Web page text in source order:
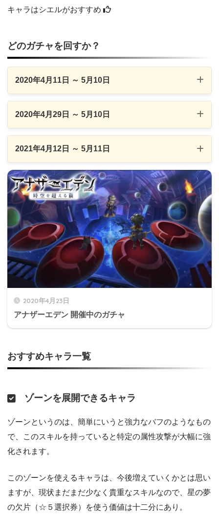
キャラはシエルがおすすめ
どのガチャを回すか？
2020年4月11日 ～ 5月10日
2020年6月17日 23:59分まで開催
2020年4月29日 ～ 5月10日
2021年4月12日 ～ 5月11日
時の女神の帰還
2020年4月23日
アナザーエデン 開催中のガチャ
おすすめキャラ一覧
ゾーンを展開できるキャラ
ゾーンというのは、簡単にいうと強力なバフのようなもの
で、このスキルを持っていると特定の属性攻撃が大幅に強
化されます。
このゾーンを使えるキャラは、今後増えていくかとは思い
ますが、現状まだまだ少なく貴重なスキルなので、星の夢
の欠片（☆５選択券）を使う価値は十二分にあり。